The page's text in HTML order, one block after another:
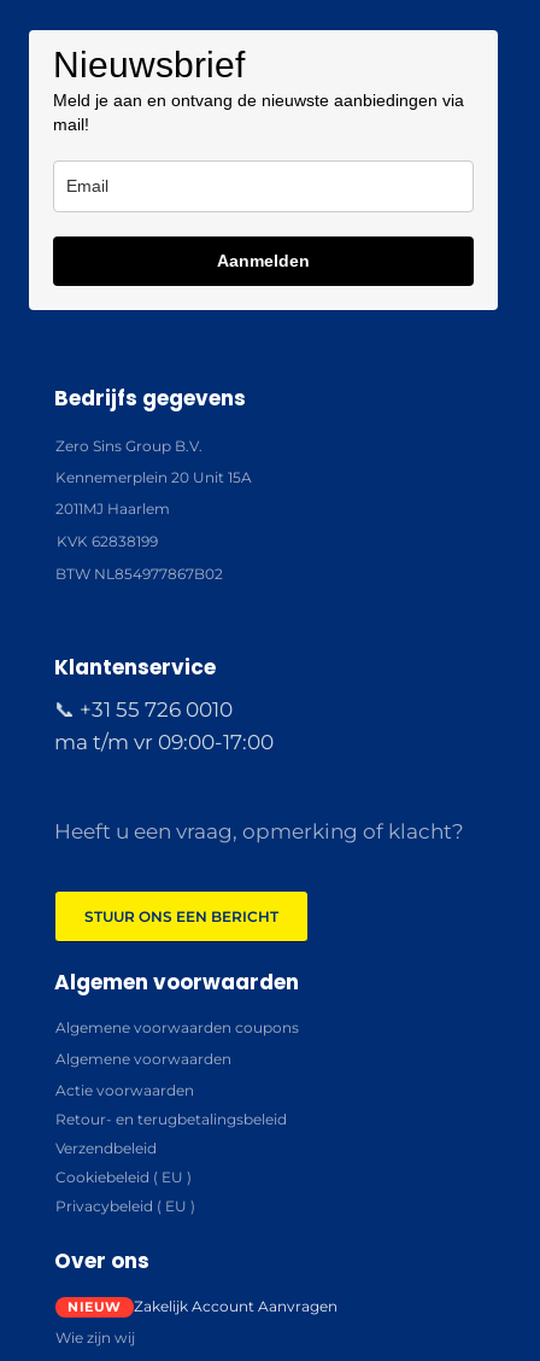
Nieuwsbrief
Meld je aan en ontvang de nieuwste aanbiedingen via
mail!
Aanmelden
Bedrijfs gegevens
Zero Sins Group B.V.
Kennemerplein 20 Unit 15A
2011MJ Haarlem
KVK 62838199
BTW NL854977867B02
Klantenservice
📞 +31 55 726 0010
ma t/m vr 09:00-17:00
Heeft u een vraag, opmerking of klacht?
STUUR ONS EEN BERICHT
Algemen voorwaarden
Algemene voorwaarden coupons
Algemene voorwaarden
Actie voorwaarden
Retour- en terugbetalingsbeleid
Verzendbeleid
Cookiebeleid ( EU )
Privacybeleid ( EU )
Over ons
Zakelijk Account Aanvragen
Wie zijn wij